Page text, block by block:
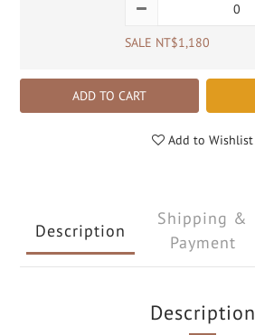
SALE NT$1,180
ADD TO CART
Add to Wishlist
Description
Shipping &
Payment
Description